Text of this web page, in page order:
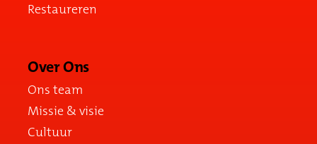
Restaureren
Over Ons
Ons team
Missie & visie
Cultuur